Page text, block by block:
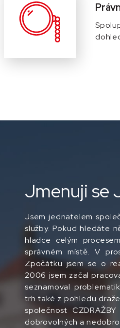
Jmenuji se
Jsem jednatelem
služby. Pokud hledáte
hladce celým
správném místě. V
Zpočátku jsem se o
2006 jsem začal
seznamoval
trh také z pohledu
společnost
dobrovolných a